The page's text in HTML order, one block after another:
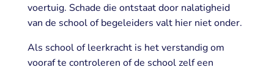
voertuig. Schade die ontstaat door nalatigheid
van de school of begeleiders valt hier niet onder.
Als school of leerkracht is het verstandig om
vooraf te controleren of de school zelf een